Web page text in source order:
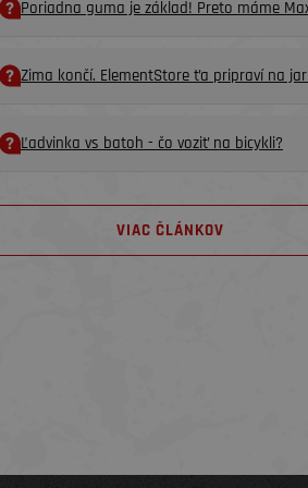
Poriadna guma je základ! Preto máme
Zima končí. ElementStore ťa pripraví na
Ľadvinka vs batoh - čo voziť na bicykli?
VIAC ČLÁNKOV